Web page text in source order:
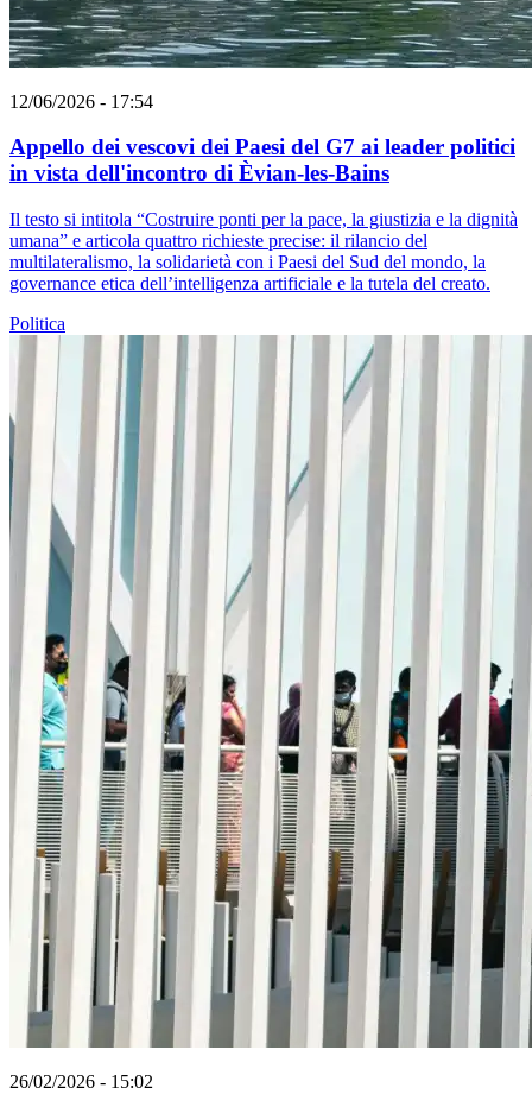
12/06/2026 - 17:54
Appello dei vescovi dei Paesi del G7 ai leader politici
in vista dell'incontro di Èvian-les-Bains
Il testo si intitola “Costruire ponti per la pace, la giustizia e la dignità
umana” e articola quattro richieste precise: il rilancio del
multilateralismo, la solidarietà con i Paesi del Sud del mondo, la
governance etica dell’intelligenza artificiale e la tutela del creato.
Politica
26/02/2026 - 15:02